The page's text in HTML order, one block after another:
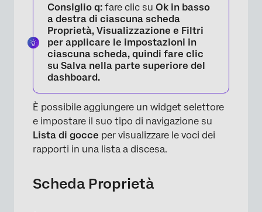
×
Consiglio q: fare clic su Ok in basso
a destra di ciascuna scheda
Proprietà, Visualizzazione e Filtri
per applicare le impostazioni in
ciascuna scheda, quindi fare clic
su Salva nella parte superiore del
dashboard.
È possibile aggiungere un widget selettore
e impostare il suo tipo di navigazione su
Lista di gocce per visualizzare le voci dei
rapporti in una lista a discesa.
Scheda Proprietà